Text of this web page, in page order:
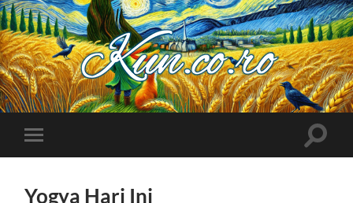
Kuncoro++
Toggle
mobile
Toggle
Yogya Hari Ini